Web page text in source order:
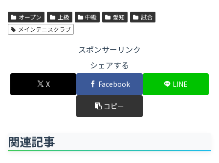
オープン 上級 中級 愛知
試合
メインテニスクラブ
スポンサーリンク
シェアする
X Facebook LINE
コピー
関連記事